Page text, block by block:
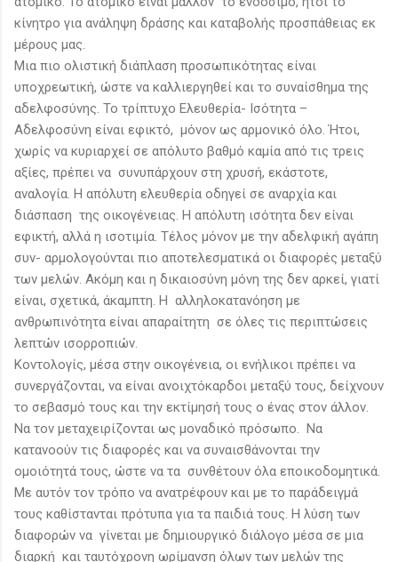
κίνητρο για ανάληψη δράσης και καταβολής προσπάθειας εκ
μέρους μας.
Μια πιο ολιστική διάπλαση προσωπικότητας είναι
υποχρεωτική, ώστε να καλλιεργηθεί και το συναίσθημα της
αδελφοσύνης. Το τρίπτυχο Ελευθερία- Ισότητα –
Αδελφοσύνη είναι εφικτό, μόνον ως αρμονικό όλο. Ήτοι,
χωρίς να κυριαρχεί σε απόλυτο βαθμό καμία από τις τρεις
αξίες, πρέπει να συνυπάρχουν στη χρυσή, εκάστοτε,
αναλογία. Η απόλυτη ελευθερία οδηγεί σε αναρχία και
διάσπαση της οικογένειας. Η απόλυτη ισότητα δεν είναι
εφικτή, αλλά η ισοτιμία. Τέλος μόνον με την αδελφική αγάπη
συν- αρμολογούνται πιο αποτελεσματικά οι διαφορές μεταξύ
των μελών. Ακόμη και η δικαιοσύνη μόνη της δεν αρκεί, γιατί
είναι, σχετικά, άκαμπτη. Η αλληλοκατανόηση με
ανθρωπινότητα είναι απαραίτητη σε όλες τις περιπτώσεις
λεπτών ισορροπιών.
Κοντολογίς, μέσα στην οικογένεια, οι ενήλικοι πρέπει να
συνεργάζονται, να είναι ανοιχτόκαρδοι μεταξύ τους, δείχνουν
το σεβασμό τους και την εκτίμησή τους ο ένας στον άλλον.
Να τον μεταχειρίζονται ως μοναδικό πρόσωπο. Να
κατανοούν τις διαφορές και να συναισθάνονται την
ομοιότητά τους, ώστε να τα συνθέτουν όλα εποικοδομητικά.
Με αυτόν τον τρόπο να ανατρέφουν και με το παράδειγμά
τους καθίστανται πρότυπα για τα παιδιά τους. Η λύση των
διαφορών να γίνεται με δημιουργικό διάλογο μέσα σε μια
διαρκή και ταυτόχρονη ωρίμανση όλων των μελών της